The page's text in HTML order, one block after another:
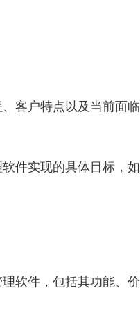
客户特点以及当前面临
件实现的具体目标，
软件，包括其功能、价